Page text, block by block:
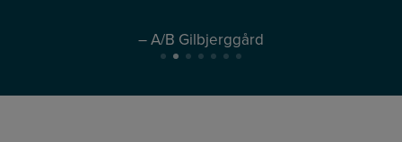
– A/B Gilbjerggård